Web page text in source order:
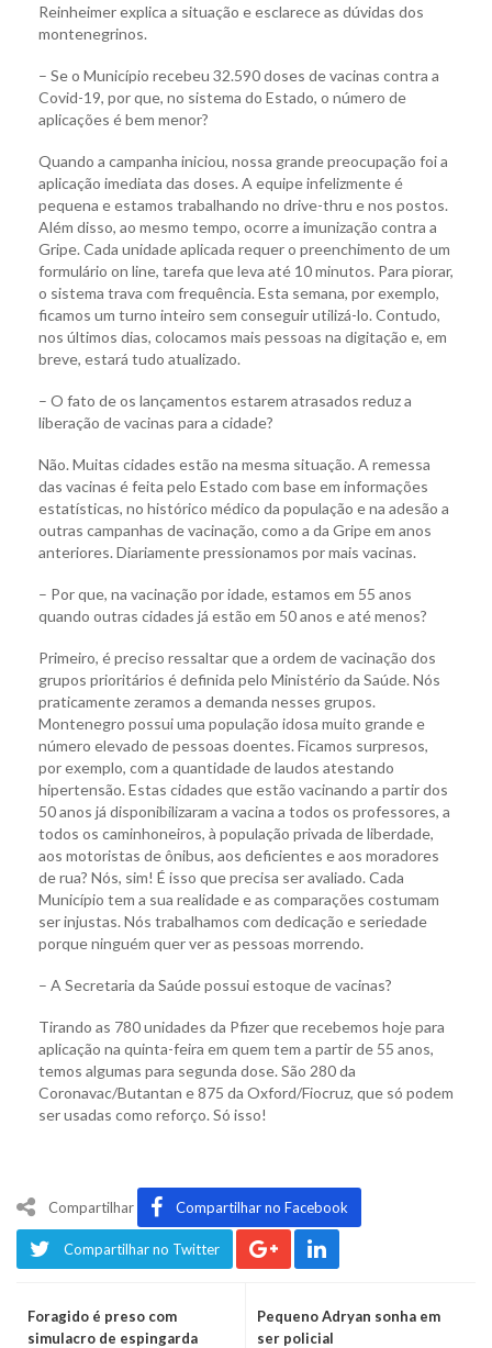
Reinheimer explica a situação e esclarece as dúvidas dos
montenegrinos.
– Se o Município recebeu 32.590 doses de vacinas contra a
Covid-19, por que, no sistema do Estado, o número de
aplicações é bem menor?
Quando a campanha iniciou, nossa grande preocupação foi a
aplicação imediata das doses. A equipe infelizmente é
pequena e estamos trabalhando no drive-thru e nos postos.
Além disso, ao mesmo tempo, ocorre a imunização contra a
Gripe. Cada unidade aplicada requer o preenchimento de um
formulário on line, tarefa que leva até 10 minutos. Para piorar,
o sistema trava com frequência. Esta semana, por exemplo,
ficamos um turno inteiro sem conseguir utilizá-lo. Contudo,
nos últimos dias, colocamos mais pessoas na digitação e, em
breve, estará tudo atualizado.
– O fato de os lançamentos estarem atrasados reduz a
liberação de vacinas para a cidade?
Não. Muitas cidades estão na mesma situação. A remessa
das vacinas é feita pelo Estado com base em informações
estatísticas, no histórico médico da população e na adesão a
outras campanhas de vacinação, como a da Gripe em anos
anteriores. Diariamente pressionamos por mais vacinas.
– Por que, na vacinação por idade, estamos em 55 anos
quando outras cidades já estão em 50 anos e até menos?
Primeiro, é preciso ressaltar que a ordem de vacinação dos
grupos prioritários é definida pelo Ministério da Saúde. Nós
praticamente zeramos a demanda nesses grupos.
Montenegro possui uma população idosa muito grande e
número elevado de pessoas doentes. Ficamos surpresos,
por exemplo, com a quantidade de laudos atestando
hipertensão. Estas cidades que estão vacinando a partir dos
50 anos já disponibilizaram a vacina a todos os professores, a
todos os caminhoneiros, à população privada de liberdade,
aos motoristas de ônibus, aos deficientes e aos moradores
de rua? Nós, sim! É isso que precisa ser avaliado. Cada
Município tem a sua realidade e as comparações costumam
ser injustas. Nós trabalhamos com dedicação e seriedade
porque ninguém quer ver as pessoas morrendo.
– A Secretaria da Saúde possui estoque de vacinas?
Tirando as 780 unidades da Pfizer que recebemos hoje para
aplicação na quinta-feira em quem tem a partir de 55 anos,
temos algumas para segunda dose. São 280 da
Coronavac/Butantan e 875 da Oxford/Fiocruz, que só podem
ser usadas como reforço. Só isso!
Compartilhar Compartilhar no Facebook
Compartilhar no Twitter
Foragido é preso com
simulacro de espingarda
Pequeno Adryan sonha em
ser policial